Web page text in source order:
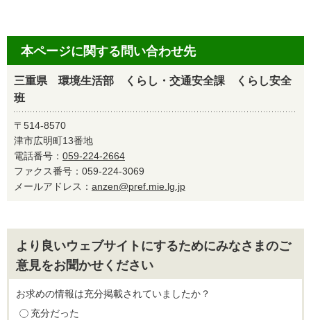
本ページに関する問い合わせ先
三重県 環境生活部 くらし・交通安全課 くらし安全
班
〒514-8570
津市広明町13番地
電話番号： 059-224-2664
ファクス番号：059-224-3069
メールアドレス： anzen@pref.mie.lg.jp
より良いウェブサイトにするためにみなさまのご
意見をお聞かせください
お求めの情報は充分掲載されていましたか？
充分だった